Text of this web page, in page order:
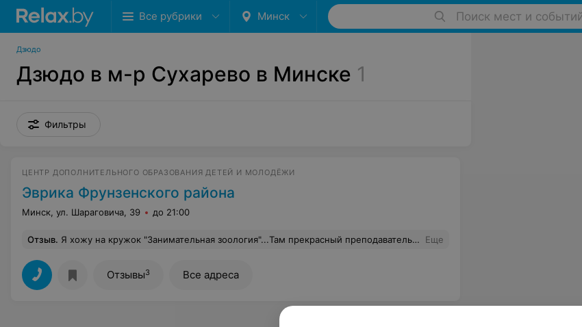
Все рубрики Минск Поиск мест и
Дзюдо
Дзюдо в м-р Сухарево в Минске 1
Фильтры
ЦЕНТР ДОПОЛНИТЕЛЬНОГО ОБРАЗОВАНИЯ ДЕТЕЙ И МОЛОДЁЖИ
Эврика Фрунзенского района
Минск, ул. Шараговича, 39 до 21:00
Отзыв. Я хожу на кружок "Занимательная зоология"...Там прекрасный преподаватель...Она всё разрешает, кроме плохого поведения. Она очень хороший, отзывчивый и добрый человек...Так что всем советую этот кружок...Приходите и записывайтесь...Кабинет 217. Преподаватель: Витушко Наталья Викторовна. Еще
Отзывы3 Все адреса